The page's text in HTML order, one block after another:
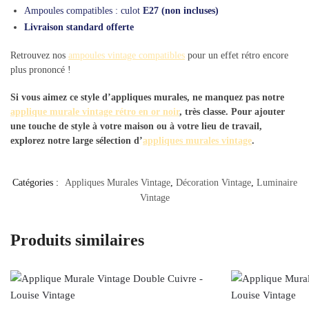
Ampoules compatibles : culot E27 (non incluses)
Livraison standard offerte
Retrouvez nos ampoules vintage compatibles pour un effet rétro encore
plus prononcé !
Si vous aimez ce style d’appliques murales, ne manquez pas notre
applique murale vintage rétro en or noir, très classe. Pour ajouter
une touche de style à votre maison ou à votre lieu de travail,
explorez notre large sélection d’appliques murales vintage.
Catégories : Appliques Murales Vintage, Décoration Vintage, Luminaire
Vintage
Produits similaires